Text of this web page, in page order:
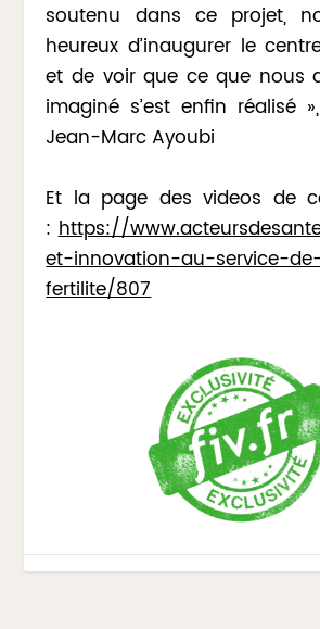
soutenu dans ce projet,
heureux d’inaugurer le
et de voir que ce que nous
imaginé s’est enfin réalisé
Jean-Marc Ayoubi
Et la page des videos de
:https://
et-innovation-au-service-
fertilite/807